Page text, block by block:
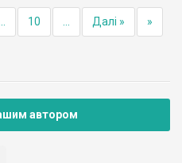
10 Далі » »
автором